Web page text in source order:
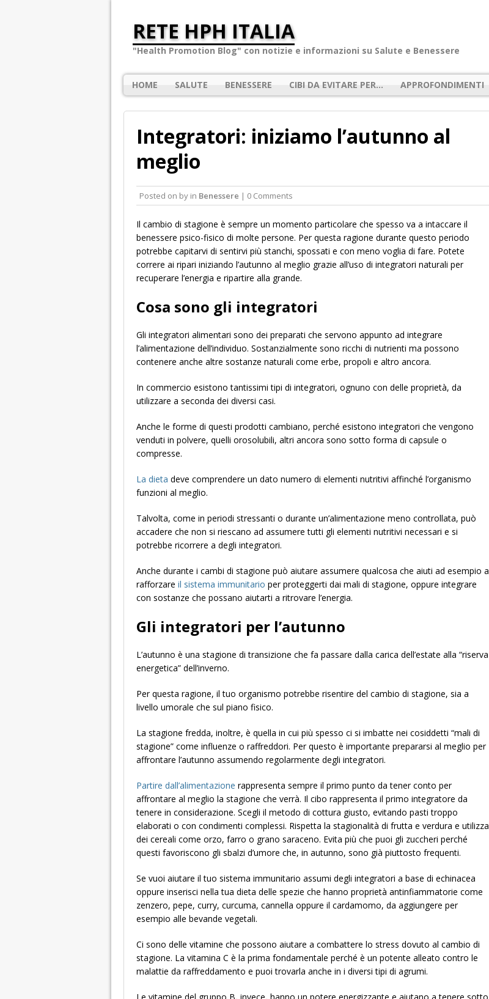
RETE HPH ITALIA
"Health Promotion Blog" con notizie e informazioni su Salute e Benessere
HOME SALUTE BENESSERE CIBI DA EVITARE PER… APPROFONDIMENTI
Integratori: iniziamo l’autunno al
meglio
Posted on by in Benessere | 0 Comments
Il cambio di stagione è sempre un momento particolare che spesso va a intaccare il
benessere psico-fisico di molte persone. Per questa ragione durante questo periodo
potrebbe capitarvi di sentirvi più stanchi, spossati e con meno voglia di fare. Potete
correre ai ripari iniziando l’autunno al meglio grazie all’uso di integratori naturali per
recuperare l’energia e ripartire alla grande.
Cosa sono gli integratori
Gli integratori alimentari sono dei preparati che servono appunto ad integrare
l’alimentazione dell’individuo. Sostanzialmente sono ricchi di nutrienti ma possono
contenere anche altre sostanze naturali come erbe, propoli e altro ancora.
In commercio esistono tantissimi tipi di integratori, ognuno con delle proprietà, da
utilizzare a seconda dei diversi casi.
Anche le forme di questi prodotti cambiano, perché esistono integratori che vengono
venduti in polvere, quelli orosolubili, altri ancora sono sotto forma di capsule o
compresse.
La dieta deve comprendere un dato numero di elementi nutritivi affinché l’organismo
funzioni al meglio.
Talvolta, come in periodi stressanti o durante un’alimentazione meno controllata, può
accadere che non si riescano ad assumere tutti gli elementi nutritivi necessari e si
potrebbe ricorrere a degli integratori.
Anche durante i cambi di stagione può aiutare assumere qualcosa che aiuti ad esempio a
rafforzare il sistema immunitario per proteggerti dai mali di stagione, oppure integrare
con sostanze che possano aiutarti a ritrovare l’energia.
Gli integratori per l’autunno
L’autunno è una stagione di transizione che fa passare dalla carica dell’estate alla “riserva
energetica” dell’inverno.
Per questa ragione, il tuo organismo potrebbe risentire del cambio di stagione, sia a
livello umorale che sul piano fisico.
La stagione fredda, inoltre, è quella in cui più spesso ci si imbatte nei cosiddetti “mali di
stagione” come influenze o raffreddori. Per questo è importante prepararsi al meglio per
affrontare l’autunno assumendo regolarmente degli integratori.
Partire dall’alimentazione rappresenta sempre il primo punto da tener conto per
affrontare al meglio la stagione che verrà. Il cibo rappresenta il primo integratore da
tenere in considerazione. Scegli il metodo di cottura giusto, evitando pasti troppo
elaborati o con condimenti complessi. Rispetta la stagionalità di frutta e verdura e utilizza
dei cereali come orzo, farro o grano saraceno. Evita più che puoi gli zuccheri perché
questi favoriscono gli sbalzi d’umore che, in autunno, sono già piuttosto frequenti.
Se vuoi aiutare il tuo sistema immunitario assumi degli integratori a base di echinacea
oppure inserisci nella tua dieta delle spezie che hanno proprietà antinfiammatorie come
zenzero, pepe, curry, curcuma, cannella oppure il cardamomo, da aggiungere per
esempio alle bevande vegetali.
Ci sono delle vitamine che possono aiutare a combattere lo stress dovuto al cambio di
stagione. La vitamina C è la prima fondamentale perché è un potente alleato contro le
malattie da raffreddamento e puoi trovarla anche in i diversi tipi di agrumi.
Le vitamine del gruppo B, invece, hanno un potere energizzante e aiutano a tenere sotto